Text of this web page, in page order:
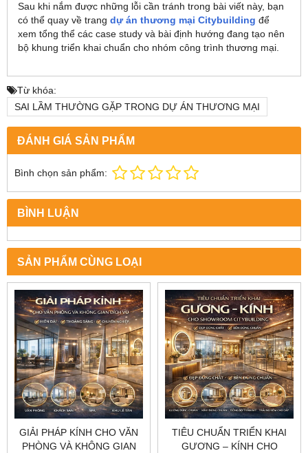
Sau khi nắm được những lỗi cần tránh trong bài viết này, bạn
có thể quay về trang dự án thương mại Citybuilding để
xem tổng thể các case study và bài định hướng đang tạo nên
bộ khung triển khai chuẩn cho nhóm công trình thương mại.
Từ khóa:
SAI LẦM THƯỜNG GẶP TRONG DỰ ÁN THƯƠNG MẠI
ĐÁNH GIÁ SẢN PHẨM
Bình chọn sản phẩm:
BÌNH LUẬN
SẢN PHẨM CÙNG LOẠI
GIẢI PHÁP KÍNH CHO VĂN
PHÒNG VÀ KHÔNG GIAN
TIÊU CHUẨN TRIỂN KHAI
GƯƠNG – KÍNH CHO